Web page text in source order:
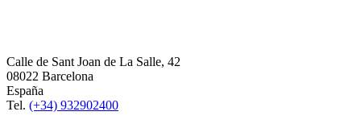
Calle de Sant Joan de La Salle, 42
08022 Barcelona
España
Tel. (+34) 932902400